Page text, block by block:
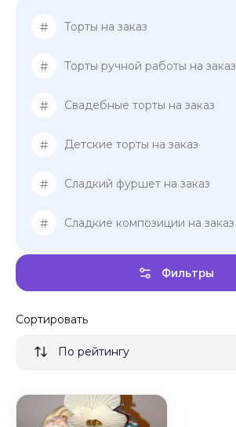
# Торты на заказ
# Торты ручной работы на заказ
# Свадебные торты на заказ
# Детские торты на заказ
# Сладкий фуршет на заказ
# Сладкие композиции на заказ
Фильтры
Сортировать
По рейтингу